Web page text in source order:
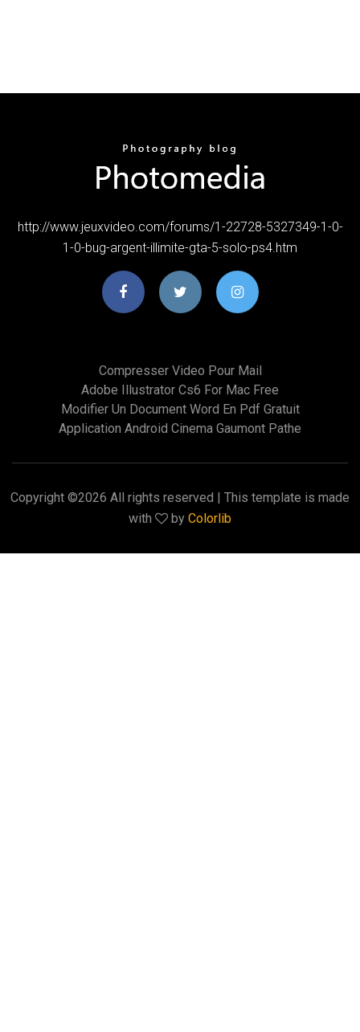
http://www.jeuxvideo.com/forums/1-22728-5327349-1-0-
1-0-bug-argent-illimite-gta-5-solo-ps4.htm
Compresser Video Pour Mail
Adobe Illustrator Cs6 For Mac Free
Modifier Un Document Word En Pdf Gratuit
Application Android Cinema Gaumont Pathe
Copyright ©2026 All rights reserved | This template is made
with
by Colorlib